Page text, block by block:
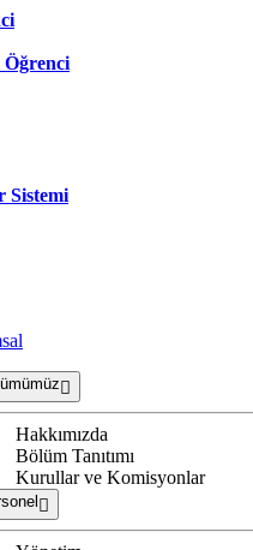
Öğrenci
Sistemi
Hakkımızda
Bölüm Tanıtımı
Kurullar ve Komisyonlar